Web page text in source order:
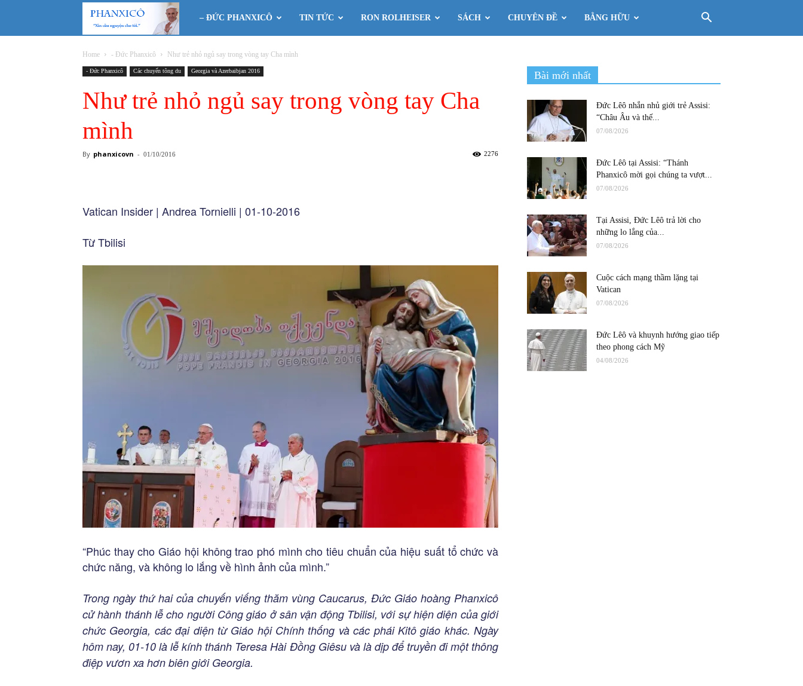
Phanxicô
– ĐỨC PHANXICÔ TIN TỨC RON ROLHEISER SÁCH CHUYÊN ĐỀ BẰNG HỮU
Home - Đức Phanxicô Như trẻ nhỏ ngủ say trong vòng tay Cha mình
- Đức Phanxicô Các chuyến tông du Georgia và Azerbaibjan 2016
Như trẻ nhỏ ngủ say trong vòng tay Cha
mình
By phanxicovn - 01/10/2016 2276
Vatican Insider | Andrea Tornielli | 01-10-2016
Từ Tbilisi
“Phúc thay cho Giáo hội không trao phó mình cho tiêu chuẩn của hiệu suất tổ chức và
chức năng, và không lo lắng về hình ảnh của mình.”
Trong ngày thứ hai của chuyến viếng thăm vùng Caucarus, Đức Giáo hoàng Phanxicô
cử hành thánh lễ cho người Công giáo ở sân vận động Tbilisi, với sự hiện diện của giới
chức Georgia, các đại diện từ Giáo hội Chính thống và các phái Kitô giáo khác. Ngày
hôm nay, 01-10 là lễ kính thánh Teresa Hài Đồng Giêsu và là dịp để truyền đi một thông
điệp vươn xa hơn biên giới Georgia.
Bài mới nhất
Đức Lêô nhắn nhủ giới trẻ Assisi:
“Châu Âu và thế...
07/08/2026
Đức Lêô tại Assisi: “Thánh
Phanxicô mời gọi chúng ta vượt...
07/08/2026
Tại Assisi, Đức Lêô trả lời cho
những lo lắng của...
07/08/2026
Cuộc cách mạng thầm lặng tại
Vatican
07/08/2026
Đức Lêô và khuynh hướng giao tiếp
theo phong cách Mỹ
04/08/2026